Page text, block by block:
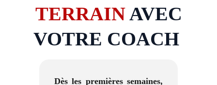
TERRAINAVEC
VOTRE COACH
Dès les premières semaines,